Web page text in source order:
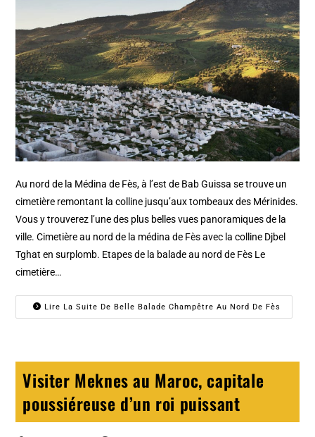
Au nord de la Médina de Fès, à l’est de Bab Guissa se trouve un
cimetière remontant la colline jusqu’aux tombeaux des Mérinides.
Vous y trouverez l’une des plus belles vues panoramiques de la
ville. Cimetière au nord de la médina de Fès avec la colline Djbel
Tghat en surplomb. Etapes de la balade au nord de Fès Le
cimetière…
Lire La Suite De Belle Balade Champêtre Au Nord De Fès
Visiter Meknes au Maroc, capitale
poussiéreuse d’un roi puissant